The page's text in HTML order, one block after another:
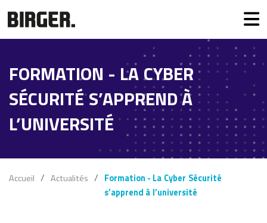
FORMATION - LA CYBER
SÉCURITÉ S’APPREND À
L’UNIVERSITÉ
Accueil Actualités
Formation - La Cyber Sécurité
s’apprend à l’université